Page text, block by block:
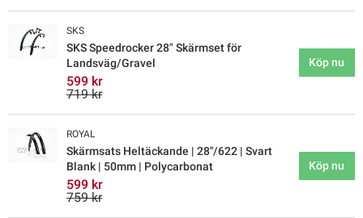
SKS
SKS Speedrocker 28" Skärmset för
Landsväg/Gravel
599 kr
719 kr
Köp nu
ROYAL
Skärmsats Heltäckande | 28''/622 | Svart
Blank | 50mm | Polycarbonat
599 kr
759 kr
Köp nu